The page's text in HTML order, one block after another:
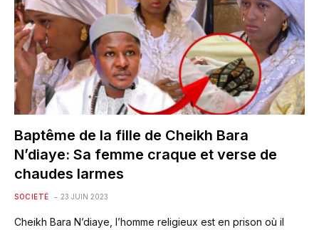
Baptême de la fille de Cheikh Bara
N’diaye: Sa femme craque et verse de
chaudes larmes
SOCIETÉ 23 JUIN 2023
Cheikh Bara N’diaye, l’homme religieux est en prison où il